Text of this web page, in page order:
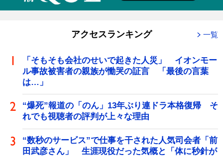
アクセスランキング 一覧
「そもそも会社のせいで起きた人災」 イオンモー
ル事故被害者の親族が慟哭の証言 「最後の言葉
は…」
“爆死”報道の「のん」13年ぶり連ドラ本格復帰 そ
れでも視聴者の評判が上々な理由
“数秒のサービス”で仕事を干された人気司会者「前
田武彦さん」 生涯現役だった気概と「体に秒針が